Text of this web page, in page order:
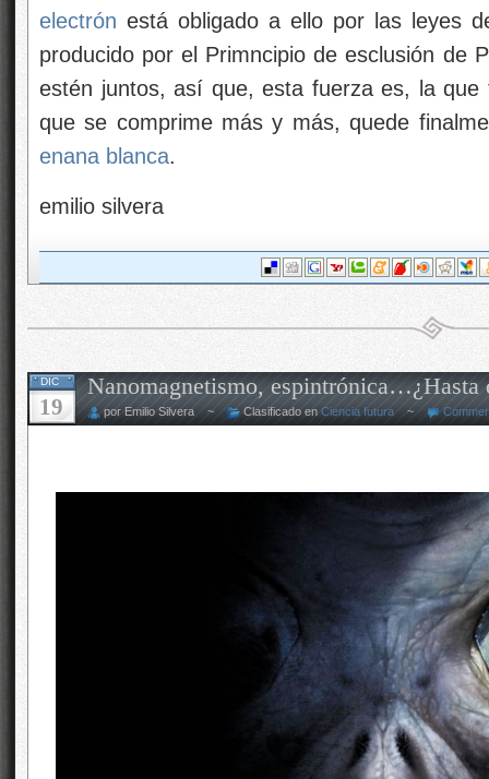
electrón está obligado a ello por las leyes
producido por el Primncipio de esclusión de
estén juntos, así que, esta fuerza es, la que
que se comprime más y más, quede
enana blanca.
emilio silvera
DIC
19
Nanomagnetismo, espintrónica…¿Hasta
por Emilio Silvera ~ Clasificado en Ciencia futura ~